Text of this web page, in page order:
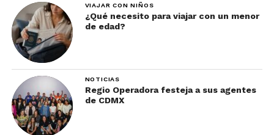
Fotografía: Cuish.
VIAJAR CON NIÑOS
¿Qué necesito para viajar con un menor
de edad?
NOTICIAS
Regio Operadora festeja a sus agentes
de CDMX